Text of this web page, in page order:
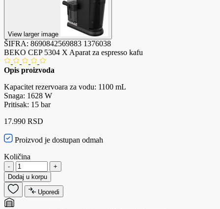
View larger image
ŠIFRA: 8690842569883 1376038
BEKO CEP 5304 X Aparat za espresso kafu
Opis proizvoda
Kapacitet rezervoara za vodu: 1100 mL
Snaga: 1628 W
Pritisak: 15 bar
17.990 RSD
Proizvod je dostupan odmah
Količina
-
+
Dodaj u korpu
Uporedi